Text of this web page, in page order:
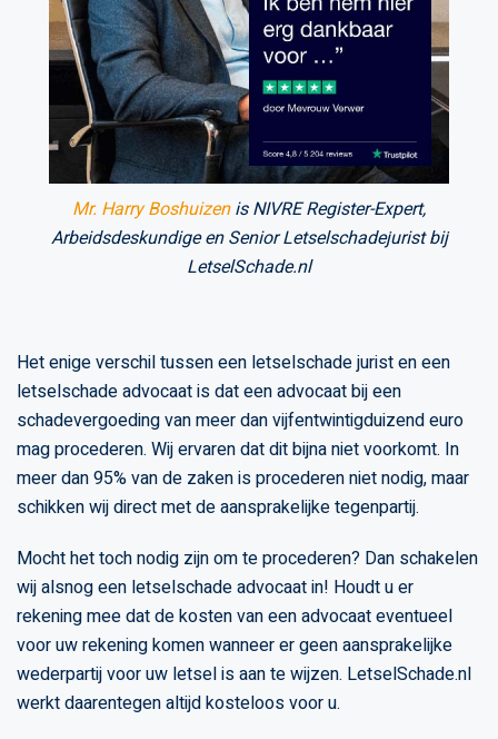
Mr. Harry Boshuizenis NIVRE Register-Expert,
Arbeidsdeskundige en Senior Letselschadejurist bij
LetselSchade.nl
Het enige verschil tussen een letselschade jurist en een
letselschade advocaat is dat een advocaat bij een
schadevergoeding van meer dan vijfentwintigduizend euro
mag procederen. Wij ervaren dat dit bijna niet voorkomt. In
meer dan 95% van de zaken is procederen niet nodig, maar
schikken wij direct met de aansprakelijke tegenpartij.
Mocht het toch nodig zijn om te procederen? Dan schakelen
wij alsnog een letselschade advocaat in! Houdt u er
rekening mee dat de kosten van een advocaat eventueel
voor uw rekening komen wanneer er geen aansprakelijke
wederpartij voor uw letsel is aan te wijzen. LetselSchade.nl
werkt daarentegen altijd kosteloos voor u.